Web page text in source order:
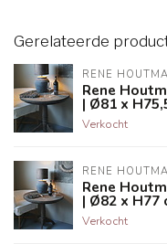
Gerelateerde
RENE
Rene
| Ø81 x
Verkocht
RENE
Rene
| Ø82 x H77
Verkocht